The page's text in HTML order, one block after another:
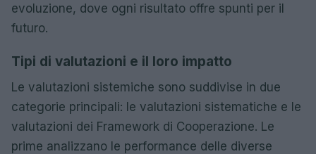
evoluzione, dove ogni risultato offre spunti per il
futuro.
Tipi di valutazioni e il loro impatto
Le valutazioni sistemiche sono suddivise in due
categorie principali: le valutazioni sistematiche e le
valutazioni dei Framework di Cooperazione. Le
prime analizzano le performance delle diverse